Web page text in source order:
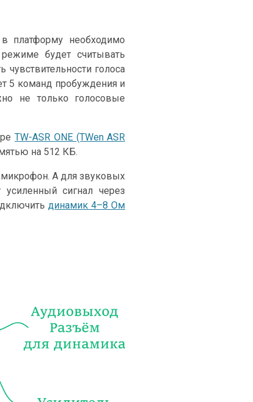
платформу необходимо
будет считывать
голоса
5 команд пробуждения и
не только голосовые
TW-ASR ONE (TWen ASR
на 512 КБ.
А для звуковых
сигнал через
динамик 4–8 Ом